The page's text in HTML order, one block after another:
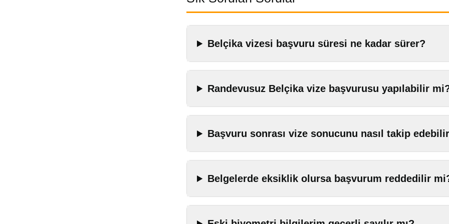
Belçika vizesi başvuru süresi ne kadar sürer?
Randevusuz Belçika vize başvurusu yapılabilir
Başvuru sonrası vize sonucunu nasıl takip
Belgelerde eksiklik olursa başvurum reddedilir